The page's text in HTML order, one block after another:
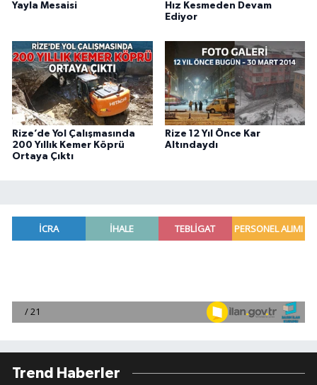
Yayla Mesaisi
Hız Kesmeden Devam
Ediyor
Rize’de Yol Çalışmasında
200 Yıllık Kemer Köprü
Ortaya Çıktı
Rize 12 Yıl Önce Kar
Altındaydı
Trend Haberler